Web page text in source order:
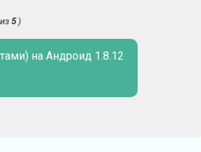
5)
на Андроид 1.8.12